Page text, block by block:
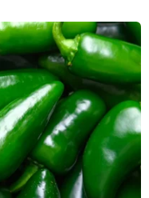
KHÚC THANH
định sử dụng